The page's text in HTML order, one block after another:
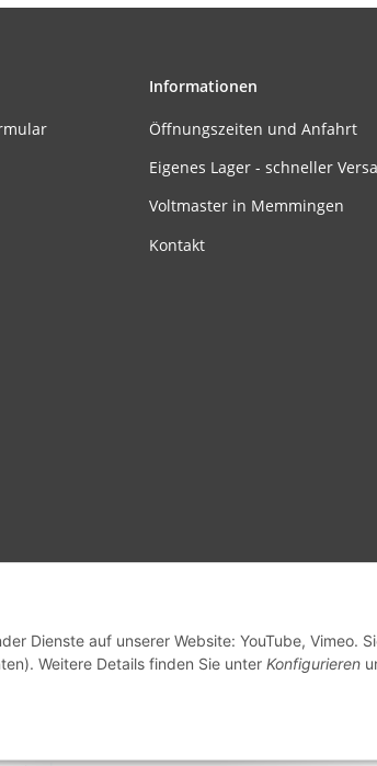
Dienste auf unserer Website: YouTube, Vimeo.
Weitere Details finden Sie unter Konfigurieren
Informationen
Öffnungszeiten und Anfahrt
Eigenes Lager - schneller
Voltmaster in Memmingen
Kontakt